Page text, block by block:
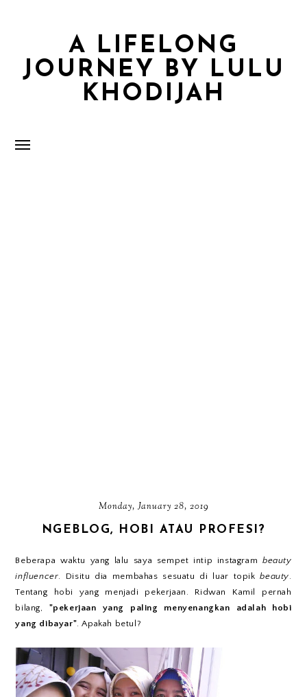
A LIFELONG
JOURNEY BY LULU
KHODIJAH
Monday, January 28, 2019
NGEBLOG, HOBI ATAU PROFESI?
Beberapa waktu yang lalu saya sempet intip instagram beauty
influencer. Disitu dia membahas sesuatu di luar topikbeauty.
Tentang hobi yang menjadi pekerjaan. Ridwan Kamil pernah
bilang, "pekerjaan yang paling menyenangkan adalah hobi
yang dibayar". Apakah betul?